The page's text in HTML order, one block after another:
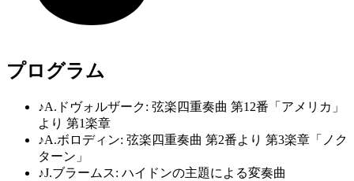
プログラム
♪A.ドヴォルザーク: 弦楽四重奏曲 第12番「アメリカ」
より 第1楽章
♪A.ボロディン: 弦楽四重奏曲 第2番より 第3楽章「ノク
ターン」
♪J.ブラームス: ハイドンの主題による変奏曲